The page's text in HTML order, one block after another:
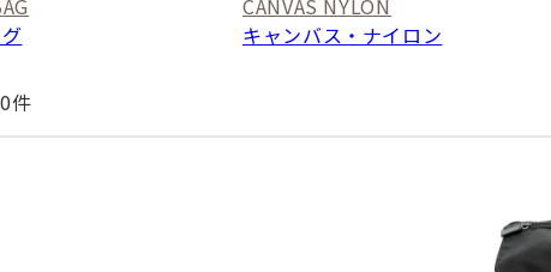
CANVAS NYLON
キャンバス・ナイロン
件